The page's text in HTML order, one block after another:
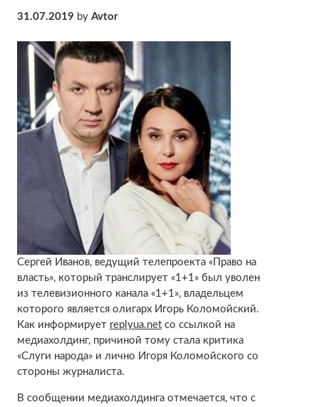
31.07.2019 by Avtor
Сергей Иванов, ведущий телепроекта «Право на
власть», который транслирует «1+1» был уволен
из телевизионного канала «1+1», владельцем
которого является олигарх Игорь Коломойский.
Как информирует replyua.netсо ссылкой на
медиахолдинг, причиной тому стала критика
«Слуги народа» и лично Игоря Коломойского со
стороны журналиста.
В сообщении медиахолдинга отмечается, что с